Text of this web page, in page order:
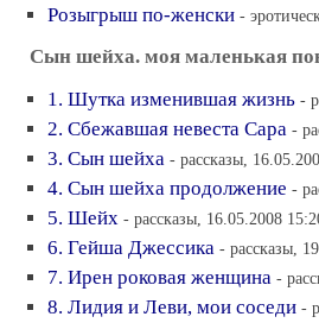
Розыгрыш по-женски -
Сын шейха. моя маленькая
1. Шутка изменившая жизнь -
2. Сбежавшая невеста Сара -
3. Сын шейха - рассказы,
4. Сын шейха продолжение -
5. Шейх - рассказы, 16.05.2008
6. Гейша Джессика - рассказы,
7. Ирен роковая женщина -
8. Лидия и Леви, мои соседи -